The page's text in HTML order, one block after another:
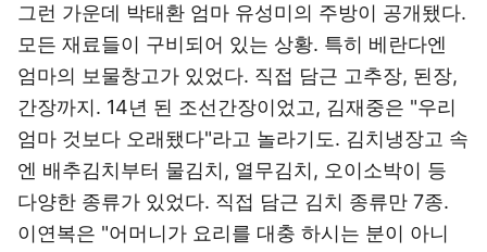
그런 가운데 박태환 엄마 유성미의 주방이 공개됐다.
모든 재료들이 구비되어 있는 상황. 특히 베란다엔
엄마의 보물창고가 있었다. 직접 담근 고추장, 된장,
간장까지. 14년 된 조선간장이었고, 김재중은 "우리
엄마 것보다 오래됐다"라고 놀라기도. 김치냉장고 속
엔 배추김치부터 물김치, 열무김치, 오이소박이 등
다양한 종류가 있었다. 직접 담근 김치 종류만 7종.
이연복은 "어머니가 요리를 대충 하시는 분이 아니